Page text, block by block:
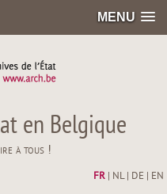
MENU
en Belgique
à tous !
FR| NL| DE EN